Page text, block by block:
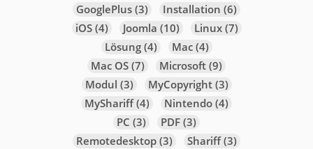
GooglePlus(3) Installation (6)
iOS(4) Joomla (10) Linux(7)
Lösung(4) Mac(4)
Mac OS(7) Microsoft(9)
Modul (3) MyCopyright(3)
MyShariff(4) Nintendo(4)
PC (3) PDF(3)
Remotedesktop(3) Shariff(3)